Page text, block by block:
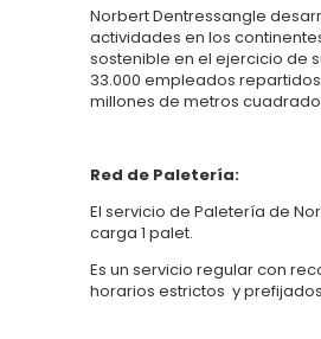
Norbert Dentressangle
actividades en los
sostenible en el ejercicio de
33.000 empleados
millones de metros
Red de Paletería:
El servicio de Paletería de
carga 1 palet.
Es un servicio regular con
horarios estrictos y